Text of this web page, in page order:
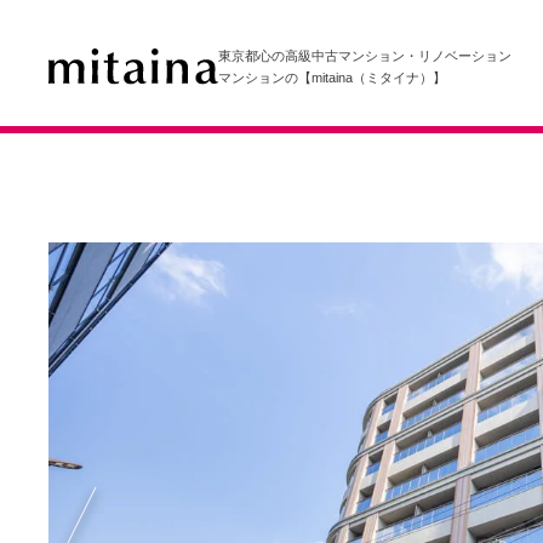
東京都心の高級中古マンション・リノベーション
マンションの【mitaina（ミタイナ）】